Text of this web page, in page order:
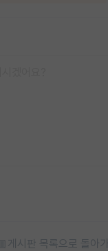
게시판 목록으로 돌아가